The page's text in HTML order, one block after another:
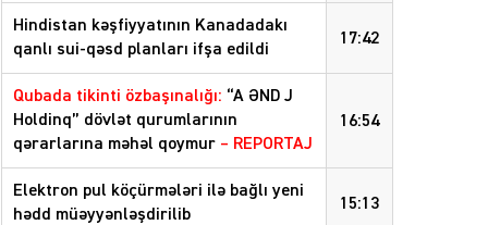
17:42
Hindistan kəşfiyyatının Kanadadakı
qanlı sui-qəsd planları ifşa edildi
16:54
Qubada tikinti özbaşınalığı: “A ƏND J
Holdinq” dövlət qurumlarının
qərarlarına məhəl qoymur – REPORTAJ
15:13
Elektron pul köçürmələri ilə bağlı yeni
hədd müəyyənləşdirilib